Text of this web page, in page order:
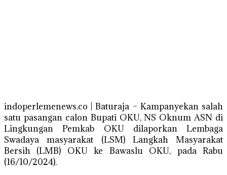
indoperlemenews.co | Baturaja – Kampanyekan salah
satu pasangan calon Bupati OKU, NS Oknum ASN di
Lingkungan Pemkab OKU dilaporkan Lembaga
Swadaya masyarakat (LSM) Langkah Masyarakat
Bersih (LMB) OKU ke Bawaslu OKU, pada Rabu
(16/10/2024).